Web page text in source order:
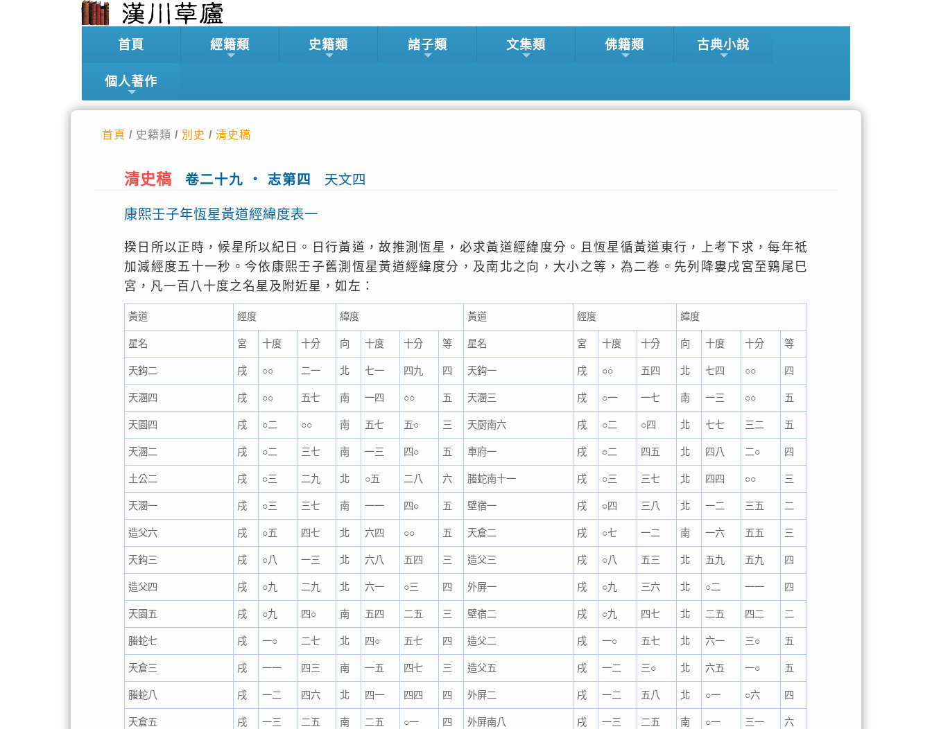
首頁 經籍類 史籍類 諸子類 文集類 佛籍類 古典小說
個人著作
首頁 / 史籍類 / 別史 / 清史稿
清史稿 卷二十九 ‧ 志第四 天文四
康熙壬子年恆星黃道經緯度表一
揆日所以正時，候星所以紀日。日行黃道，故推測恆星，必求黃道經緯度分。且恆星循黃道東行，上考下求，每年祗
加減經度五十一秒。今依康熙壬子舊測恆星黃道經緯度分，及南北之向，大小之等，為二卷。先列降婁戌宮至鶉尾巳
宮，凡一百八十度之名星及附近星，如左：
黃道 經度 緯度 黃道 經度 緯度
星名 宮 十度 十分 向 十度 十分 等 星名 宮 十度 十分 向 十度 十分 等
天鈎二 戌 ○○ 二一 北 七一 四九 四 天鈎一 戌 ○○ 五四 北 七四 ○○ 四
天溷四 戌 ○○ 五七 南 一四 ○○ 五 天溷三 戌 ○一 一七 南 一三 ○○ 五
天園四 戌 ○二 ○○ 南 五七 五○ 三 天厨南六 戌 ○二 ○四 北 七七 三二 五
天溷二 戌 ○二 三七 南 一三 四○ 五 車府一 戌 ○二 四五 北 四八 二○ 四
土公二 戌 ○三 二九 北 ○五 二八 六 螣蛇南十一 戌 ○三 三七 北 四四 ○○ 三
天溷一 戌 ○三 三七 南 一一 四○ 五 壁宿一 戌 ○四 三八 北 一二 三五 二
造父六 戌 ○五 四七 北 六四 ○○ 五 天倉二 戌 ○七 一二 南 一六 五五 三
天鈎三 戌 ○八 一三 北 六八 五四 三 造父三 戌 ○八 五三 北 五九 五九 四
造父四 戌 ○九 二九 北 六一 ○三 四 外屏一 戌 ○九 三六 北 ○二 一一 四
天園五 戌 ○九 四○ 南 五四 二五 三 壁宿二 戌 ○九 四七 北 二五 四二 二
螣蛇七 戌 一○ 二七 北 四○ 五七 四 造父二 戌 一○ 五七 北 六一 三○ 五
天倉三 戌 一一 四三 南 一五 四七 三 造父五 戌 一二 三○ 北 六五 一○ 五
螣蛇八 戌 一二 四六 北 四一 四四 四 外屏二 戌 一二 五八 北 ○一 ○六 四
天倉五 戌 一三 二五 南 二五 ○一 四 外屏南八 戌 一三 二五 南 ○一 三一 六